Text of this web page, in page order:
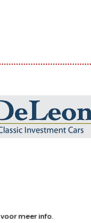
voor meer info.